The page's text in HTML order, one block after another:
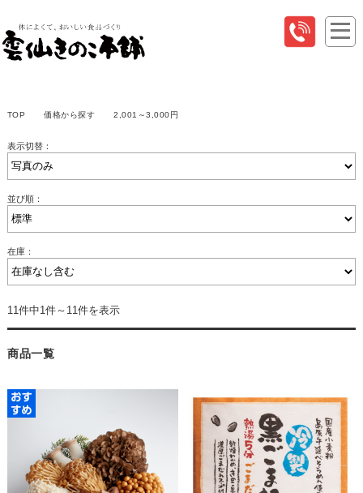
TOP 価格から探す 2,001～3,000円
表示切替：
並び順：
在庫：
11件中1件～11件を表示
商品一覧